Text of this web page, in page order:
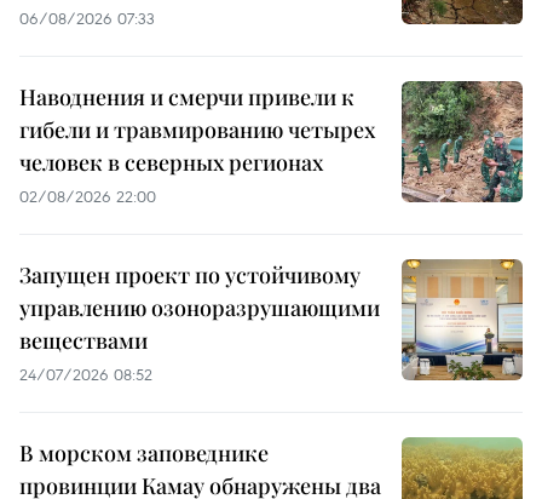
06/08/2026 07:33
Наводнения и смерчи привели к
гибели и травмированию четырех
человек в северных регионах
02/08/2026 22:00
Запущен проект по устойчивому
управлению озоноразрушающими
веществами
24/07/2026 08:52
В морском заповеднике
провинции Камау обнаружены два